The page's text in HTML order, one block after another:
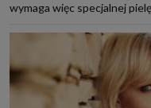
wymaga więc specjalnej